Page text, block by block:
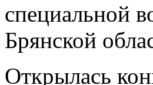
специальной
Брянской
Открылась